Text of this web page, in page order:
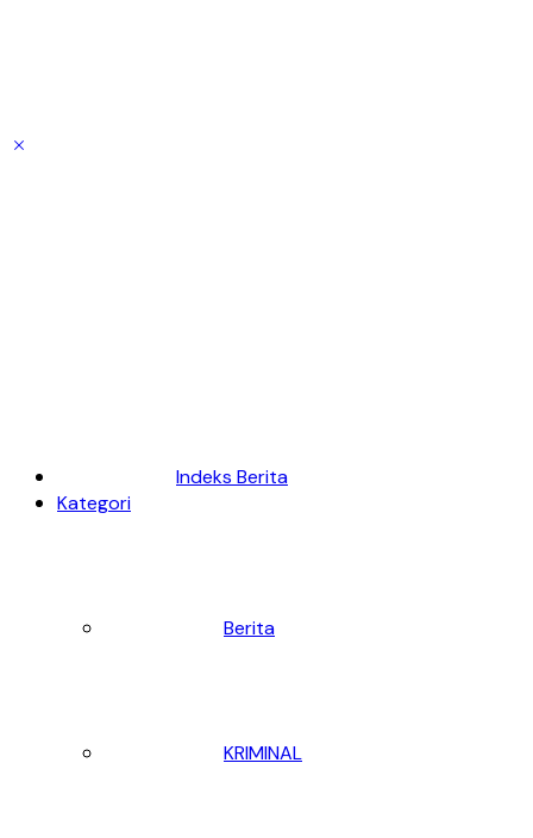
Indeks Berita
Kategori
Berita
KRIMINAL